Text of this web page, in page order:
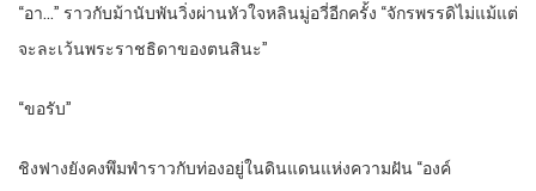
“อา…” ราวกับม้านับพันวิ่งผ่านหัวใจหลินมู่อวี่อีกครั้ง “จักรพรรดิไม่แม้แต่
จะละเว้นพระราชธิดาของตนสินะ”
“ขอรับ”
ชิงฟางยังคงพึมพำราวกับท่องอยู่ในดินแดนแห่งความฝัน “องค์